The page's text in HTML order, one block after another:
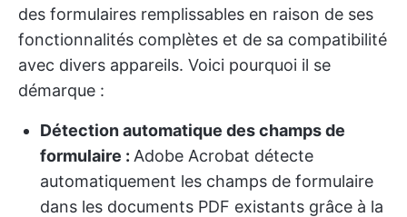
des formulaires remplissables en raison de ses
fonctionnalités complètes et de sa compatibilité
avec divers appareils. Voici pourquoi il se
démarque :
Détection automatique des champs de
formulaire : Adobe Acrobat détecte
automatiquement les champs de formulaire
dans les documents PDF existants grâce à la